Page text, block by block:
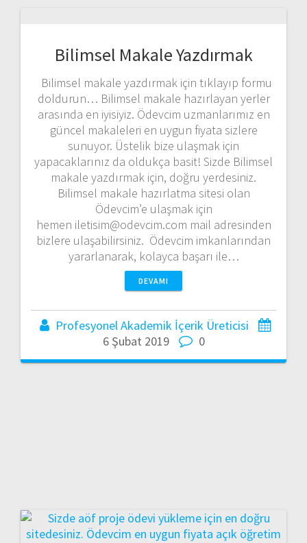
Bilimsel Makale Yazdırmak
Bilimsel makale yazdırmak için tıklayıp formu
doldurun… Bilimsel makale hazırlayan yerler
arasında en iyisiyiz. Ödevcim uzmanlarımız en
güncel makaleleri en uygun fiyata sizlere
sunuyor. Üstelik bize ulaşmak için
yapacaklarınız da oldukça basit! Sizde Bilimsel
makale yazdırmak için, doğru yerdesiniz.
Bilimsel makale hazırlatma sitesi olan
Ödevcim’e ulaşmak için
hemen iletisim@odevcim.com mail adresinden
bizlere ulaşabilirsiniz. Ödevcim imkanlarından
yararlanarak, kolayca başarı ile…
DEVAMI
Profesyonel Akademik İçerik Üreticisi
6 Şubat 2019
0